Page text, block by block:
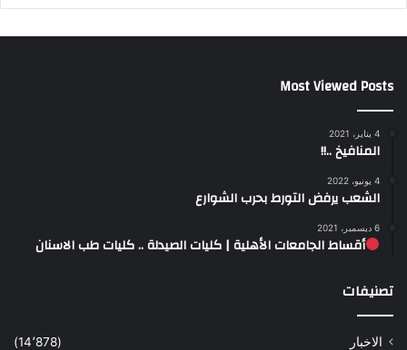
Most Viewed Posts
4 يناير، 2021
المنافيخ ..!!
4 يونيو، 2022
الشعب يرفض التورط بحرب الشوارع
6 ديسمبر، 2021
أقساط الجامعات الأهلية | كليات الصيدلة .. كليات طب الاسنان
تصنيفات
الاخبار
(14٬878)